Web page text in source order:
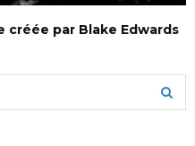
créée par Blake Edwards